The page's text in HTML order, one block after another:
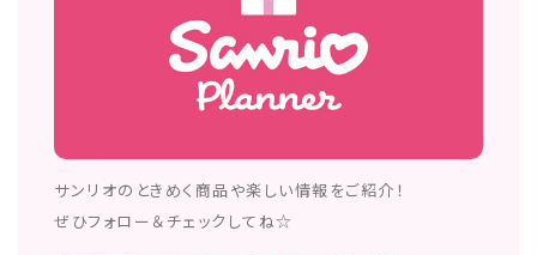
サンリオのときめく商品や楽しい情報をご紹介！
ぜひフォロー＆チェックしてね☆